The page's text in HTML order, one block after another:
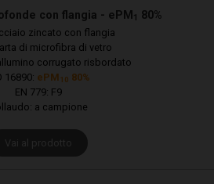
con flangia - ePM1 80%
zincato con flangia
di microfibra di vetro
corrugato risbordato
16890: ePM10 80%
EN 779: F9
a campione
Vai al prodotto